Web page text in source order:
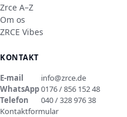
Zrce A–Z
Om os
ZRCE Vibes
KONTAKT
E-mail
info@zrce.de
WhatsApp0176 / 856 152 48
Telefon
040 / 328 976 38
Kontaktformular